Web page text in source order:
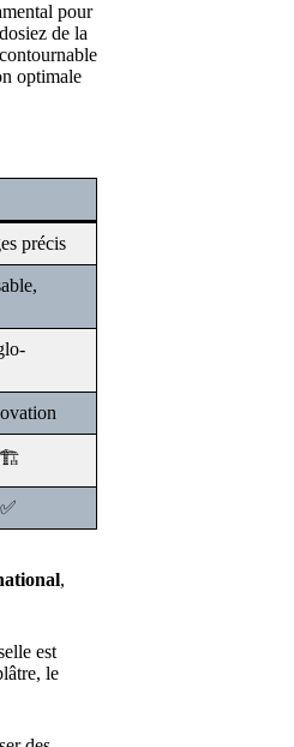
pour
de la
optimale
précis
🏗️
,
est
le